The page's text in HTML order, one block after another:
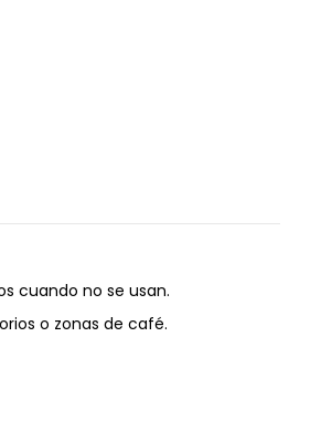
cuando no se usan.
o zonas de café.